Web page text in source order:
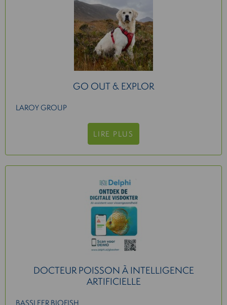
GO OUT & EXPLOR
LAROY GROUP
LIRE PLUS
DOCTEUR POISSON À INTELLIGENCE
ARTIFICIELLE